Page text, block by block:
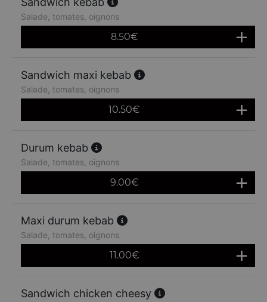
Salade, tomates, oignons
8.50€
Sandwich maxi kebab
Salade, tomates, oignons
10.50€
Durum kebab
Salade, tomates, oignons
9.00€
Maxi durum kebab
Salade, tomates, oignons
11.00€
Sandwich chicken cheesy